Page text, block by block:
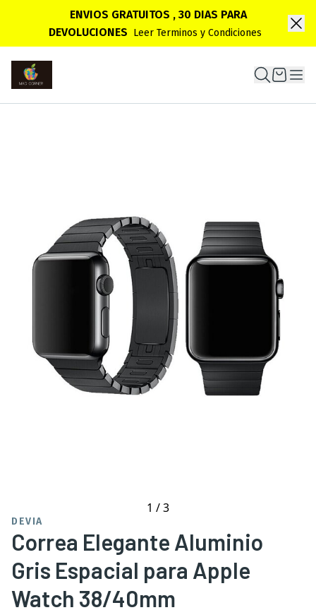
ENVIOS GRATUITOS , 30 DIAS PARA
DEVOLUCIONES Leer Terminos y Condiciones
1 /3
DEVIA
Correa Elegante Aluminio
Gris Espacial para Apple
Watch 38/40mm